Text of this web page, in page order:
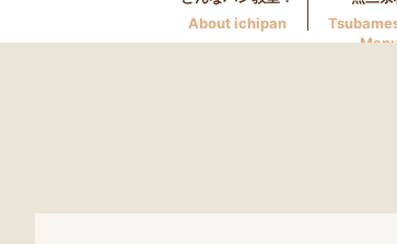
About ichipan